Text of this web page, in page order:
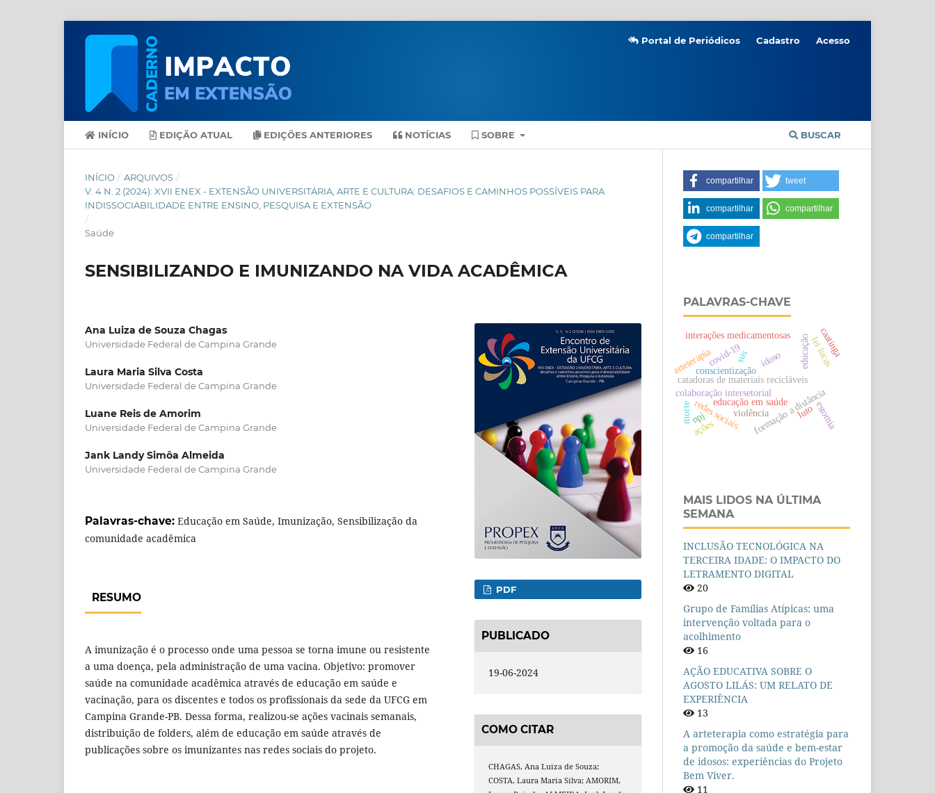
INÍCIO EDIÇÃO ATUAL EDIÇÕES ANTERIORES NOTÍCIAS SOBRE BUSCAR
Portal de Periódicos Cadastro Acesso
INÍCIO / ARQUIVOS /
V. 4 N. 2 (2024): XVII ENEX - EXTENSÃO UNIVERSITÁRIA, ARTE E CULTURA: DESAFIOS E CAMINHOS POSSÍVEIS PARA
INDISSOCIABILIDADE ENTRE ENSINO, PESQUISA E EXTENSÃO
/
Saúde
SENSIBILIZANDO E IMUNIZANDO NA VIDA ACADÊMICA
Ana Luiza de Souza Chagas
Universidade Federal de Campina Grande
Laura Maria Silva Costa
Universidade Federal de Campina Grande
Luane Reis de Amorim
Universidade Federal de Campina Grande
Jank Landy Simôa Almeida
Universidade Federal de Campina Grande
Palavras-chave: Educação em Saúde, Imunização, Sensibilização da
comunidade acadêmica
RESUMO
A imunização é o processo onde uma pessoa se torna imune ou resistente
a uma doença, pela administração de uma vacina. Objetivo: promover
saúde na comunidade acadêmica através de educação em saúde e
vacinação, para os discentes e todos os profissionais da sede da UFCG em
Campina Grande-PB. Dessa forma, realizou-se ações vacinais semanais,
distribuição de folders, além de educação em saúde através de
publicações sobre os imunizantes nas redes sociais do projeto.
PDF
PUBLICADO
19-06-2024
COMO CITAR
CHAGAS, Ana Luiza de Souza;
COSTA, Laura Maria Silva; AMORIM,
compartilhar tweet
compartilhar compartilhar
compartilhar
PALAVRAS-CHAVE
catadoras de materiais recicláveis
colaboração intersetorial
educação em saúde
covid-19
formação a distância
idoso
interações medicamentosas
redes sociais
educação
morte luto
npj
arteterapia lei lucas
violência
conscientização
ações
sus caatinga
estomia
MAIS LIDOS NA ÚLTIMA
SEMANA
INCLUSÃO TECNOLÓGICA NA
TERCEIRA IDADE: O IMPACTO DO
LETRAMENTO DIGITAL
20
Grupo de Famílias Atípicas: uma
intervenção voltada para o
acolhimento
16
AÇÃO EDUCATIVA SOBRE O
AGOSTO LILÁS: UM RELATO DE
EXPERIÊNCIA
13
A arteterapia como estratégia para
a promoção da saúde e bem-estar
de idosos: experiências do Projeto
Bem Viver.
11